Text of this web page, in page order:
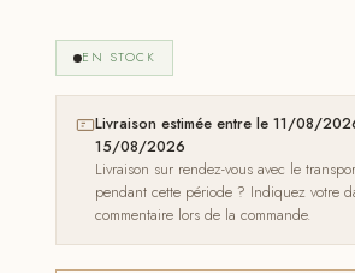
EN STOCK
Livraison estimée entre le 11/08/
15/08/2026
Livraison sur rendez-vous avec le
pendant cette période ? Indiquez votre
commentaire lors de la commande.